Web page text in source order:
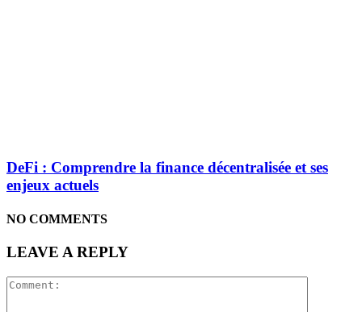
DeFi : Comprendre la finance décentralisée et ses
enjeux actuels
NO COMMENTS
LEAVE A REPLY